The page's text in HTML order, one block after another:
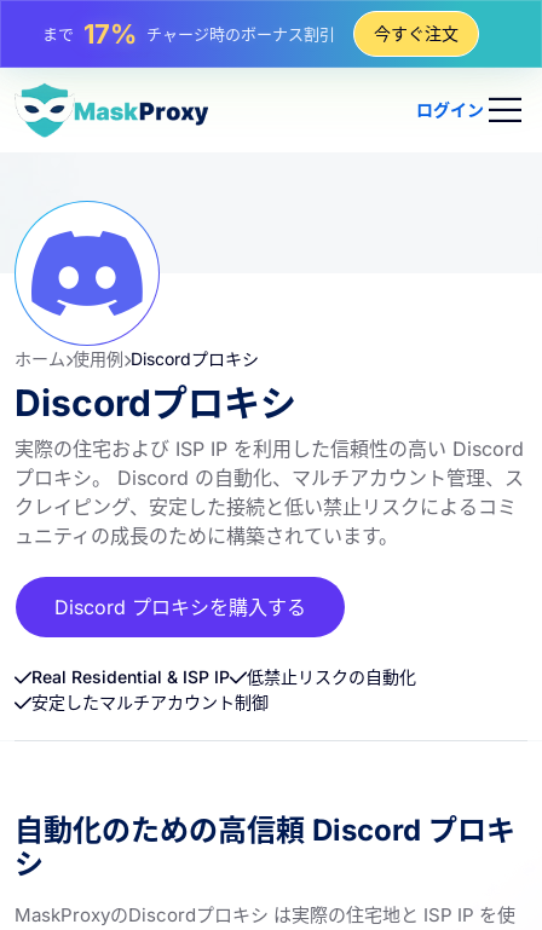
まで25%静的 IP 購入の割引
まで 81%
今すぐ注文
ログイン
ホーム 使用例 Discordプロキシ
Discordプロキシ
実際の住宅および ISP IP を利用した信頼性の高い Discord
プロキシ。 Discord の自動化、マルチアカウント管理、ス
クレイピング、安定した接続と低い禁止リスクによるコミ
ュニティの成長のために構築されています。
Discord プロキシを購入する
Real Residential & ISP IP
低禁止リスクの自動化
安定したマルチアカウント制御
自動化のための高信頼 Discord プロキ
シ
MaskProxyのDiscordプロキシ は実際の住宅地と ISP IP を使